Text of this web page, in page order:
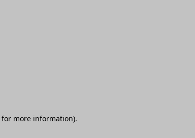
for more information).